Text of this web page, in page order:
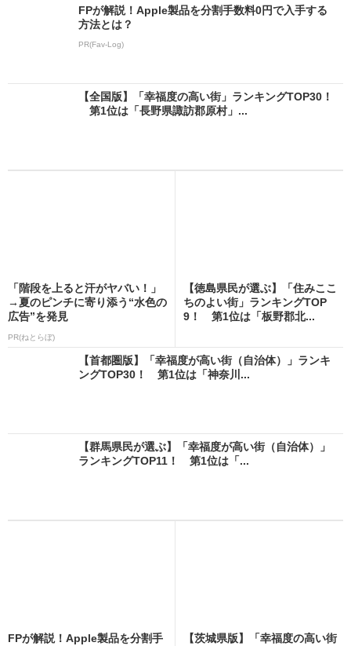
FPが解説！Apple製品を分割手数料0円で入手する
方法とは？
PR(Fav-Log)
【全国版】「幸福度の高い街」ランキングTOP30！
第1位は「長野県諏訪郡原村」...
「階段を上ると汗がヤバい！」
→夏のピンチに寄り添う“水色の
広告”を発見
PR(ねとらぼ)
【徳島県民が選ぶ】「住みここ
ちのよい街」ランキングTOP
9！ 第1位は「板野郡北...
【首都圏版】「幸福度が高い街（自治体）」ランキ
ングTOP30！ 第1位は「神奈川...
【群馬県民が選ぶ】「幸福度が高い街（自治体）」
ランキングTOP11！ 第1位は「...
FPが解説！Apple製品を分割手
【茨城県版】「幸福度の高い街